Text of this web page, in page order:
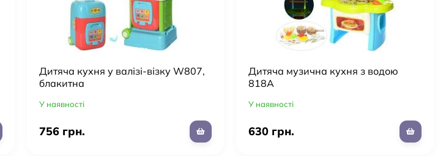
Дитяча кухня у валізі-візку W807,
блакитна
У наявності
756 грн.
Дитяча музична кухня з водою
818А
У наявності
630 грн.